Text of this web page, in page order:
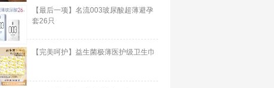
【最后一项】名流003玻尿酸超薄避孕
套26只
【完美呵护】益生菌极薄医护级卫生巾